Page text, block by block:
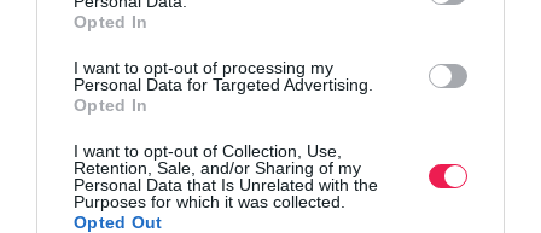
Opted In
I want to opt-out of processing my
Personal Data for Targeted Advertising.
Opted In
I want to opt-out of Collection, Use,
Retention, Sale, and/or Sharing of my
Personal Data that Is Unrelated with the
Purposes for which it was collected.
Opted Out